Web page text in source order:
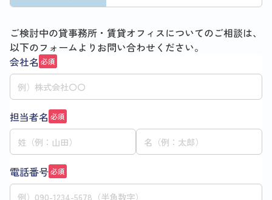
ご検討中の貸事務所・賃貸オフィスについてのご相談は、
以下のフォームよりお問い合わせください。
会社名 必須
担当者名 必須
電話番号必須